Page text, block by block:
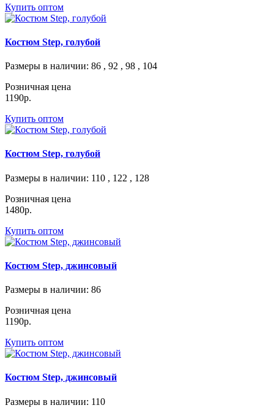
Купить оптом
Костюм Step, голубой
Размеры в наличии: 86 , 92 , 98 , 104
Розничная цена
1190р.
Купить оптом
Костюм Step, голубой
Размеры в наличии: 110 , 122 , 128
Розничная цена
1480р.
Купить оптом
Костюм Step, джинсовый
Размеры в наличии: 86
Розничная цена
1190р.
Купить оптом
Костюм Step, джинсовый
Размеры в наличии: 110